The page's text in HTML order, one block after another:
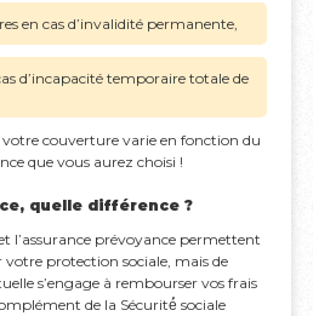
en cas d’invalidité permanente,
d’incapacité temporaire totale de
couverture varie en fonction du
que vous aurez choisi !
quelle différence ?
l’assurance prévoyance permettent
votre protection sociale, mais de
s’engage à rembourser vos frais
de la Sécurité́ sociale